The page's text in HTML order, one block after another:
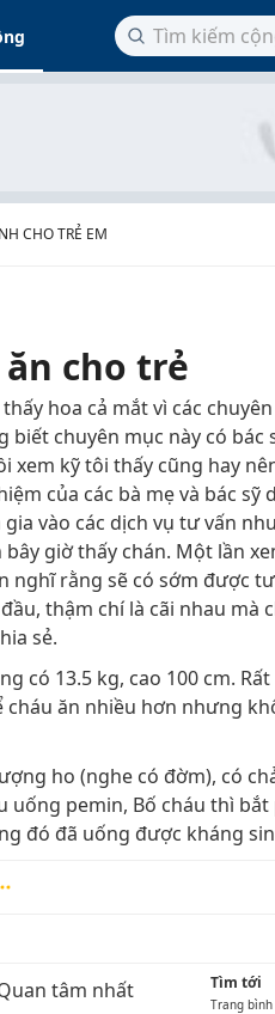
CHO TRẺ EM
cho trẻ
hoa cả mắt vì các
biết chuyên mục này có bác
xem kỹ tôi thấy cũng hay
của các bà mẹ và bác sỹ
vào các dịch vụ tư vấn
giờ thấy chán. Một lần
nghĩ rằng sẽ có sớm được
thậm chí là cãi nhau mà
sẻ.
có 13.5 kg, cao 100 cm.
ăn nhiều hơn nhưng
ho (nghe có đờm), có
uống pemin, Bố cháu thì
đó đã uống được kháng
tâm nhất Tìm tới
Trang